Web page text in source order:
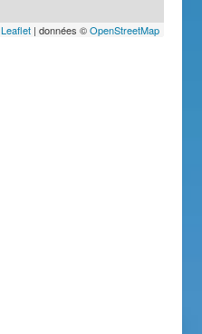
Leaflet| données ©OpenStreetMap